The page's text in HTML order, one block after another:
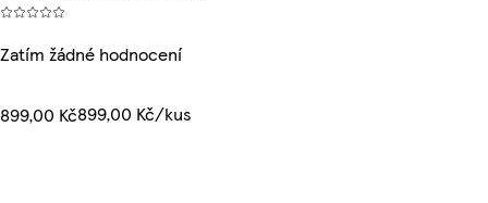
Zatím žádné hodnocení
899,00 Kč899,00 Kč/kus